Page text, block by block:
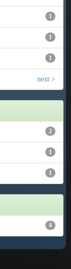
1
1
1
next >
2
1
1
4